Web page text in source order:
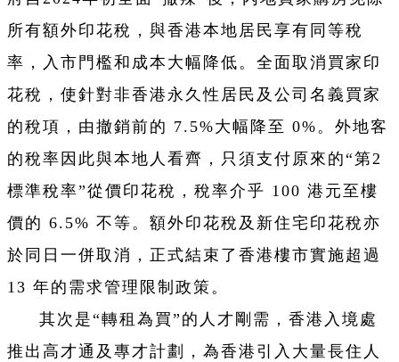
所有額外印花稅，與香港本地居民享有同等稅
率，入市門檻和成本大幅降低。全面取消買家印
花稅，使針對非香港永久性居民及公司名義買家
的稅項，由撤銷前的 7.5%大幅降至 0%。外地客
的稅率因此與本地人看齊，只須支付原來的“第2
標準稅率”從價印花稅，稅率介乎 100 港元至樓
價的 6.5% 不等。額外印花稅及新住宅印花稅亦
於同日一併取消，正式結束了香港樓市實施超過
13 年的需求管理限制政策。
其次是“轉租為買”的人才剛需，香港入境處
推出高才通及專才計劃，為香港引入大量長住人